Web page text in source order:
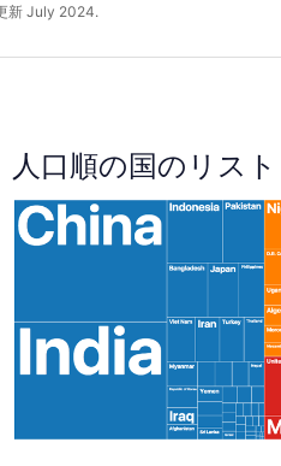
新 July 2024.
人口順の国のリスト